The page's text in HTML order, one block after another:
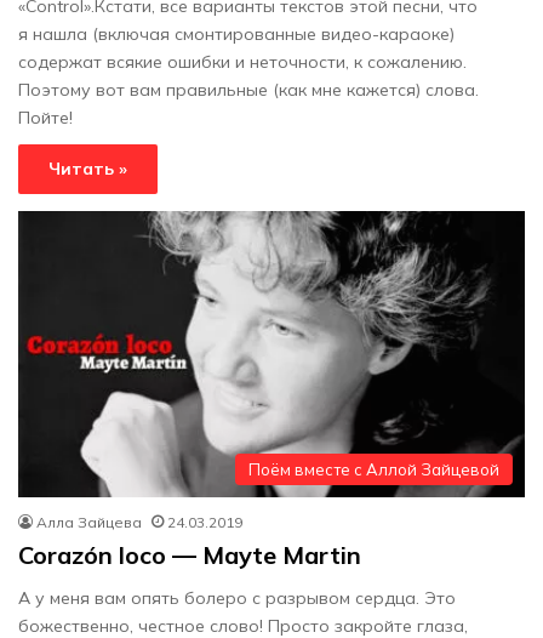
«Control».Кстати, все варианты текстов этой песни, что
я нашла (включая смонтированные видео-караоке)
содержат всякие ошибки и неточности, к сожалению.
Поэтому вот вам правильные (как мне кажется) слова.
Пойте!
Читать »
Поём вместе с Аллой Зайцевой
Алла Зайцева 24.03.2019
Corazón loco — Mayte Martin
А у меня вам опять болеро с разрывом сердца. Это
божественно, честное слово! Просто закройте глаза,